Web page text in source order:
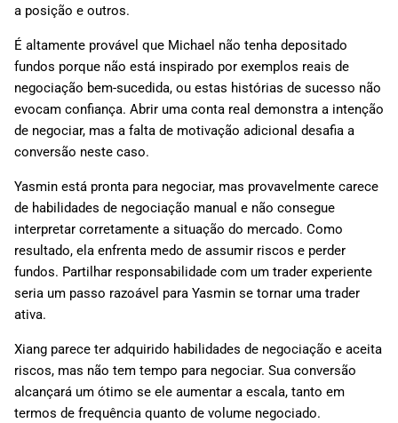
a posição e outros.
É altamente provável que Michael não tenha depositado
fundos porque não está inspirado por exemplos reais de
negociação bem-sucedida, ou estas histórias de sucesso não
evocam confiança. Abrir uma conta real demonstra a intenção
de negociar, mas a falta de motivação adicional desafia a
conversão neste caso.
Yasmin está pronta para negociar, mas provavelmente carece
de habilidades de negociação manual e não consegue
interpretar corretamente a situação do mercado. Como
resultado, ela enfrenta medo de assumir riscos e perder
fundos. Partilhar responsabilidade com um trader experiente
seria um passo razoável para Yasmin se tornar uma trader
ativa.
Xiang parece ter adquirido habilidades de negociação e aceita
riscos, mas não tem tempo para negociar. Sua conversão
alcançará um ótimo se ele aumentar a escala, tanto em
termos de frequência quanto de volume negociado.